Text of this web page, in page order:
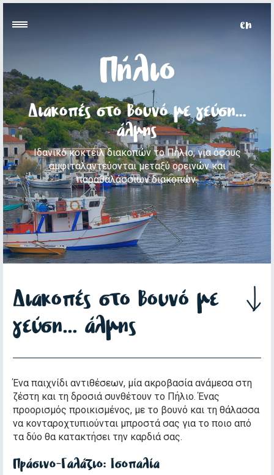
Πήλιο
Διακοπές στο βουνό με γεύση...
άλμης
Ιδανικό κοκτέιλ διακοπών το Πήλιο, για όσους
αμφιταλαντεύονται μεταξύ ορεινών και
παραθαλάσσιων διακοπών.
Διακοπές στο βουνό με
γεύση... άλμης
Ένα παιχνίδι αντιθέσεων, μία ακροβασία ανάμεσα στη
ζέστη και τη δροσιά συνθέτουν το Πήλιο. Ένας
προορισμός προικισμένος, με το βουνό και τη θάλασσα
να κονταροχτυπιούνται μπροστά σας για το ποιο από
τα δύο θα κατακτήσει την καρδιά σας.
Πράσινο-Γαλάζιο: Ισοπαλία